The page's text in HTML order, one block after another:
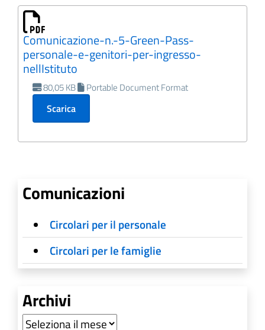
Comunicazione-n.-5-Green-Pass-
personale-e-genitori-per-ingresso-
nellIstituto
80,05 KB Portable Document Format
Scarica
Comunicazioni
Circolari per il personale
Circolari per le famiglie
Archivi
Archivi